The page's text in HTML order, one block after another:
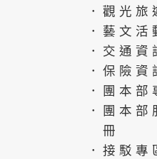
．觀光旅
．藝文活
．交通資
．保險資
．團本部
．團本部
冊
．接駁專